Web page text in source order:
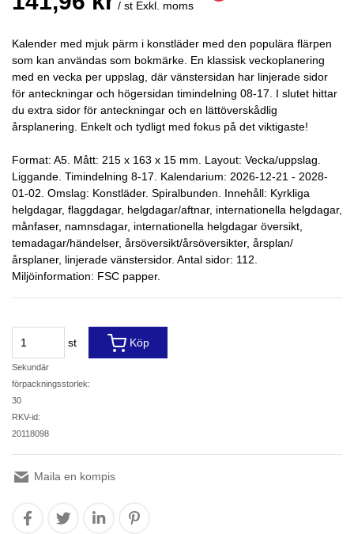
/ st Exkl. moms
Kalender med mjuk pärm i konstläder med den populära flärpen
som kan användas som bokmärke. En klassisk veckoplanering
med en vecka per uppslag, där vänstersidan har linjerade sidor
för anteckningar och högersidan timindelning 08-17. I slutet hittar
du extra sidor för anteckningar och en lättöverskådlig
årsplanering. Enkelt och tydligt med fokus på det viktigaste!
Format: A5. Mått: 215 x 163 x 15 mm. Layout: Vecka/uppslag.
Liggande. Timindelning 8-17. Kalendarium: 2026-12-21 - 2028-
01-02. Omslag: Konstläder. Spiralbunden. Innehåll: Kyrkliga
helgdagar, flaggdagar, helgdagar/aftnar, internationella helgdagar,
månfaser, namnsdagar, internationella helgdagar översikt,
temadagar/händelser, årsöversikt/årsöversikter, årsplan/
årsplaner, linjerade vänstersidor. Antal sidor: 112.
Miljöinformation: FSC papper.
st
Sekundär
förpackningsstorlek:
30
RKV-id:
20118098
Köp
Maila en kompis